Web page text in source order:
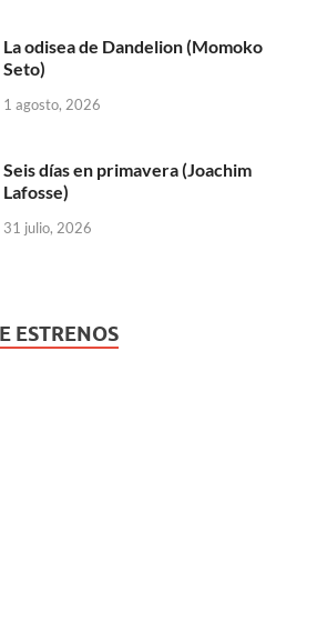
La odisea de Dandelion (Momoko
Seto)
1 agosto, 2026
Seis días en primavera (Joachim
Lafosse)
31 julio, 2026
ESTRENOS